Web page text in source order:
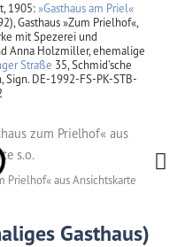
1905:»Gasthaus am Priel«
Gasthaus »Zum Prielhof«,
mit Spezerei und
Anna Holzmiller, ehemalige
Straße 35, Schmid'sche
DE-1992-FS-PK-STB-
Prielhof« aus Ansichtskarte
Gasthaus)